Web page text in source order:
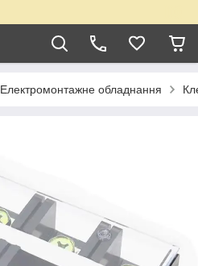
Електромонтажне обладнання